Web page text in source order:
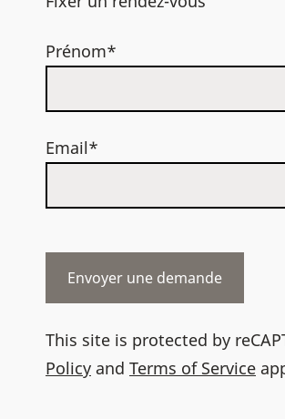
Prénom*
Email*
This site is protected by
Policy and Terms of Service